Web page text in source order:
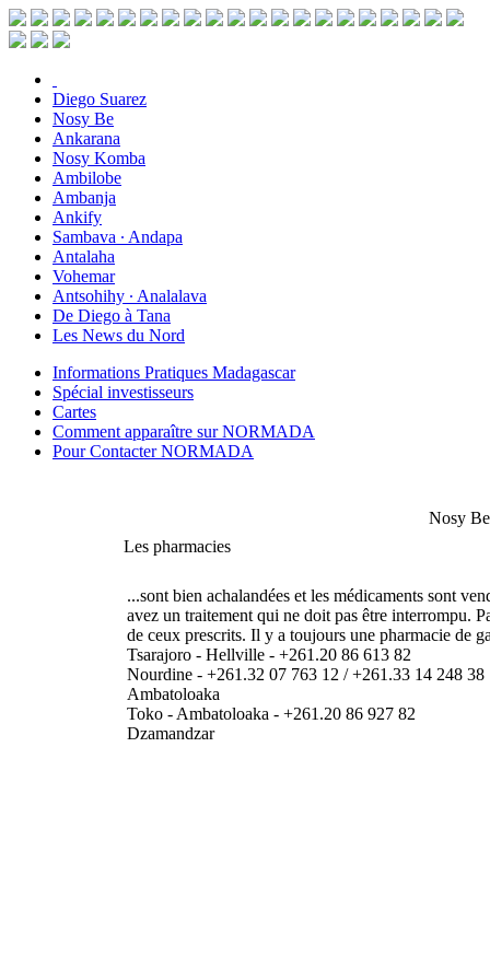
Diego Suarez
Nosy Be
Ankarana
Nosy Komba
Ambilobe
Ambanja
Ankify
Sambava ∙ Andapa
Antalaha
Vohemar
Antsohihy ∙ Analalava
De Diego à Tana
Les News du Nord
Informations Pratiques Madagascar
Spécial investisseurs
Cartes
Comment apparaître sur NORMADA
Pour Contacter NORMADA
Nosy
Les pharmacies
...sont bien achalandées et les médicaments sont
avez un traitement qui ne doit pas être interrompu.
de ceux prescrits. Il y a toujours une pharmacie de
Tsarajoro - Hellville - +261.20 86 613 82
Nourdine - +261.32 07 763 12 / +261.33 14 248 38
Ambatoloaka
Toko - Ambatoloaka - +261.20 86 927 82
Dzamandzar